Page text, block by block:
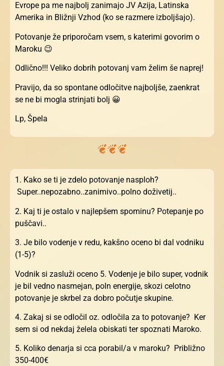
Evrope pa me najbolj zanimajo JV Azija, Latinska
Amerika in Bližnji Vzhod (ko se razmere izboljšajo).
Potovanje že priporočam vsem, s katerimi govorim o
Maroku 😉
Odlično!!! Veliko dobrih potovanj vam želim še naprej!
Pravijo, da so spontane odločitve najboljše, zaenkrat
se ne bi mogla strinjati bolj 😀
Lp, Špela
1. Kako se ti je zdelo potovanje nasploh?
Super..nepozabno..zanimivo..polno doživetij..
2. Kaj ti je ostalo v najlepšem spominu? Potepanje po
puščavi..
3. Je bilo vodenje v redu, kakšno oceno bi dal vodniku
(1-5)?
Vodnik si zasluži oceno 5. Vodenje je bilo super, vodnik
je bil vedno nasmejan, poln energije, skozi celotno
potovanje je skrbel za dobro počutje skupine.
4. Zakaj si se odločil oz. odločila za to potovanje? Ker
sem si od nekdaj želela obiskati ter spoznati Maroko.
5. Koliko denarja si cca porabil/a v maroku? Približno
350-400€